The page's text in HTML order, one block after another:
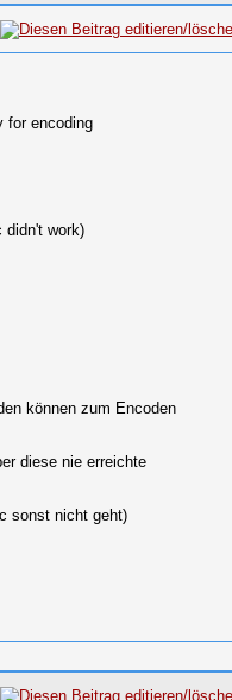
for encoding
didn't work)
können zum Encoden
diese nie erreichte
sonst nicht geht)